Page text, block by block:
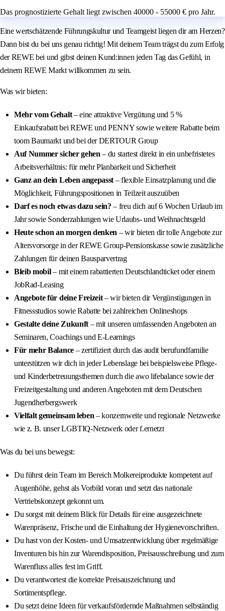
Das prognostizierte Gehalt liegt zwischen 40000 - 55000 € pro Jahr.
Eine wertschätzende Führungskultur und Teamgeist liegen dir am Herzen?
Dann bist du bei uns genau richtig! Mit deinem Team trägst du zum Erfolg
der REWE bei und gibst deinen Kund:innen jeden Tag das Gefühl, in
deinem REWE Markt willkommen zu sein.
Was wir bieten:
Mehr vom Gehalt– eine attraktive Vergütung und 5 %
Einkaufsrabatt bei REWE und PENNY sowie weitere Rabatte beim
toom Baumarkt und bei der DERTOUR Group
Auf Nummer sicher gehen – du startest direkt in ein unbefristetes
Arbeitsverhältnis: für mehr Planbarkeit und Sicherheit
Ganz an dein Leben angepasst – flexible Einsatzplanung und die
Möglichkeit, Führungspositionen in Teilzeit auszuüben
Darf es noch etwas dazu sein? – freu dich auf 6 Wochen Urlaub im
Jahr sowie Sonderzahlungen wie Urlaubs- und Weihnachtsgeld
Heute schon an morgen denken – wir bieten dir tolle Angebote zur
Altersvorsorge in der REWE Group-Pensionskasse sowie zusätzliche
Zahlungen für deinen Bausparvertrag
Bleib mobil– mit einem rabattierten Deutschlandticket oder einem
JobRad-Leasing
Angebote für deine Freizeit– wir bieten dir Vergünstigungen in
Fitnessstudios sowie Rabatte bei zahlreichen Onlineshops
Gestalte deine Zukunft– mit unseren umfassenden Angeboten an
Seminaren, Coachings und E‑Learnings
Für mehr Balance– zertifiziert durch das audit berufundfamilie
unterstützen wir dich in jeder Lebenslage bei beispielsweise Pflege-
und Kinderbetreuungsthemen durch die awo lifebalance sowie der
Freizeitgestaltung und anderen Angeboten mit dem Deutschen
Jugendherbergswerk
Vielfalt gemeinsam leben – konzernweite und regionale Netzwerke
wie z. B. unser LGBTIQ‑Netzwerk oder f.ernetzt
Was du bei uns bewegst:
Du führst dein Team im Bereich Molkereiprodukte kompetent auf
Augenhöhe, gehst als Vorbild voran und setzt das nationale
Vertriebskonzept gekonnt um.
Du sorgst mit deinem Blick für Details für eine ausgezeichnete
Warenpräsenz, Frische und die Einhaltung der Hygienevorschriften.
Du hast von der Kosten‑ und Umsatzentwicklung über regelmäßige
Inventuren bis hin zur Warendisposition, Preisausschreibung und zum
Warenfluss alles fest im Griff.
Du verantwortest die korrekte Preisauszeichnung und
Sortimentspflege.
Du setzt deine Ideen für verkaufsfördernde Maßnahmen selbständig